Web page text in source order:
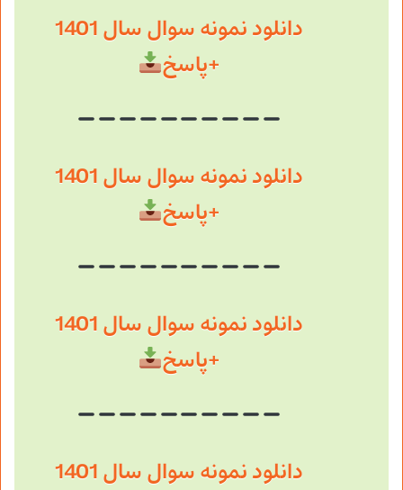
دانلود نمونه سوال سال 1401
+پاسخ
دانلود نمونه سوال سال 1401
+پاسخ
دانلود نمونه سوال سال 1401
+پاسخ
دانلود نمونه سوال سال 1401